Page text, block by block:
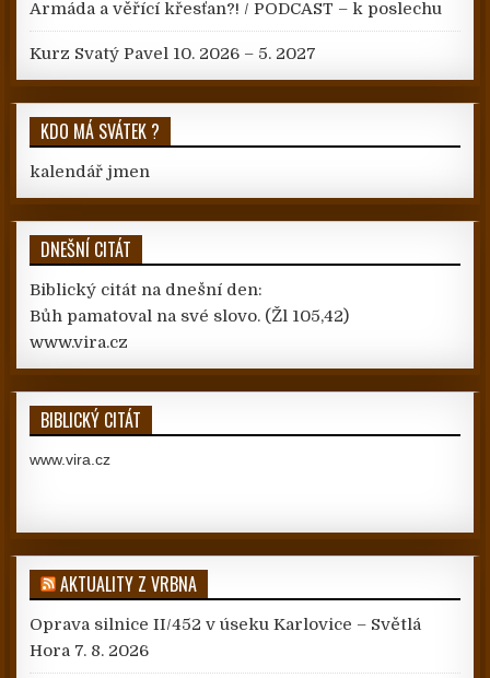
Armáda a věřící křesťan?! / PODCAST – k poslechu
Kurz Svatý Pavel 10. 2026 – 5. 2027
KDO MÁ SVÁTEK ?
kalendář jmen
DNEŠNÍ CITÁT
Biblický citát na dnešní den:
Bůh pamatoval na své slovo. (Žl 105,42)
www.vira.cz
BIBLICKÝ CITÁT
www.vira.cz
AKTUALITY Z VRBNA
Oprava silnice II/452 v úseku Karlovice – Světlá
Hora 7. 8. 2026